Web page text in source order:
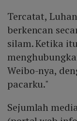
Tercatat,
berkencan
silam. Ketika
Weibo-nya,
pacarku."
Sejumlah